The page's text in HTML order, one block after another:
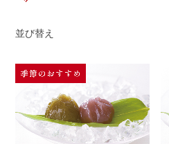
並び替え